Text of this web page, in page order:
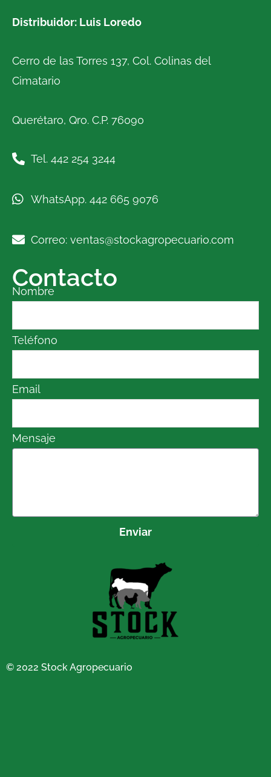
Distribuidor: Luis Loredo
Cerro de las Torres 137, Col. Colinas del
Cimatario
Querétaro, Qro. C.P. 76090
Tel. 442 254 3244
WhatsApp. 442 665 9076
Correo: ventas@stockagropecuario.com
Contacto
Nombre
Teléfono
Email
Mensaje
Enviar
© 2022 Stock Agropecuario